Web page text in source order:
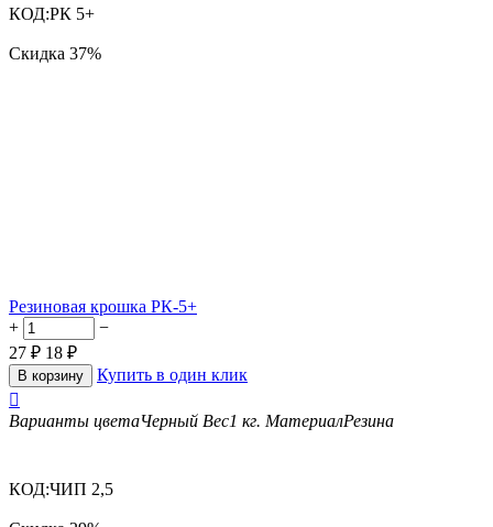
КОД:РК 5+
Скидка 37%
Резиновая крошка РК-5+
+
−
27 ₽ 18 ₽
В корзину
Купить в один клик

Варианты цветаЧерный Вес1 кг. МатериалРезина
КОД:ЧИП 2,5